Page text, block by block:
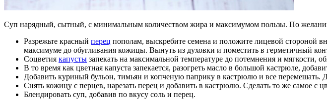
Суп нарядный, сытный, с минимальным количеством жира и максимумом пользы. По
Разрежьте красный перец пополам, выскребите семена и положите лицевой стороной
максимуме до обугливания кожицы. Вынуть из духовки и поместить в герметичный
Соцветия капусты запекать на максимальной температуре до потемнения и мягкости,
В то время как цветная капуста запекается, разогреть масло в большой кастрюле,
Добавить куриный бульон, тимьян и копченую паприку в кастрюлю и все перемешать.
Снять кожицу с перцев, нарезать перец и добавить в кастрюлю. Сделать то же самое с
Блендировать суп, добавив по вкусу соль и перец.